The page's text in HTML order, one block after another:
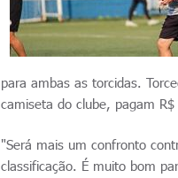
para ambas as torcidas.
camiseta do clube, pagam
"Será mais um confronto
classificação. É muito bom